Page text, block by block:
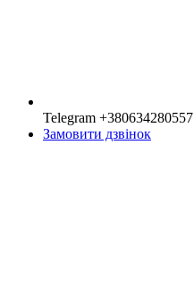
Telegram +380634280557
Замовити дзвінок